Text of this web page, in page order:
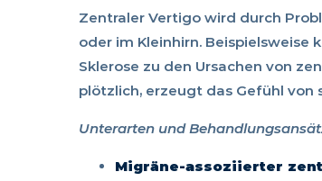
Zentraler Vertigo wird durch
oder im Kleinhirn. Beispielsweise
Sklerose zu den Ursachen von
plötzlich, erzeugt das Gefühl von
Unterarten und
Migräne-assoziierter